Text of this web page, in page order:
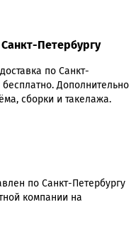
Петербургу
по Санкт-
Дополнительно
сборки и такелажа.
по Санкт-Петербургу
компании на